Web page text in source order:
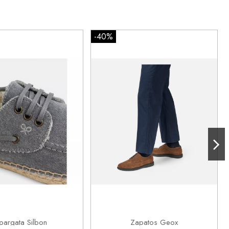
Silbon
Añadir al carrito
-40%
Zapatos Geox
Añadir al carrito